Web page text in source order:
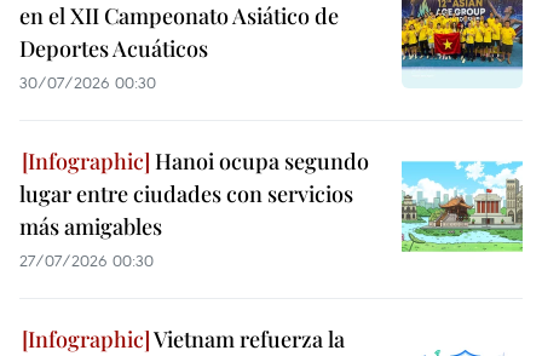
en el XII Campeonato Asiático de
Deportes Acuáticos
30/07/2026 00:30
Hanoi ocupa segundo
lugar entre ciudades con servicios
más amigables
27/07/2026 00:30
Vietnam refuerza la